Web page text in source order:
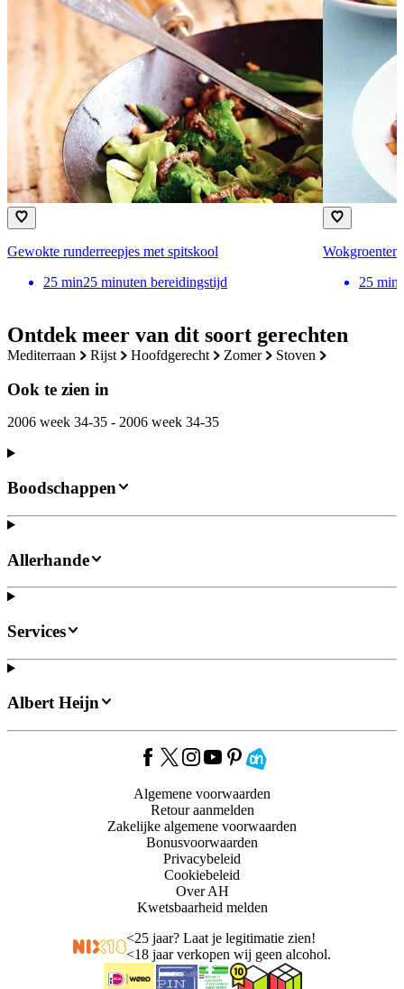
Ontdek meer van dit soort gerechten
mediterraan rijst hoofdgerecht zomer stoven
Ook te zien in
2006 week 34-35 - 2006 week 34-35
Gewokte runderreepjes met spitskool
25 min25 minuten bereidingstijd
Wokgroenten
25 min
Boodschappen
Allerhande
Services
Albert Heijn
Algemene voorwaarden
Retour aanmelden
Zakelijke algemene voorwaarden
Bonusvoorwaarden
Privacybeleid
Cookiebeleid
Over AH
Kwetsbaarheid melden
<25 jaar? Laat je legitimatie zien!
<18 jaar verkopen wij geen alcohol.